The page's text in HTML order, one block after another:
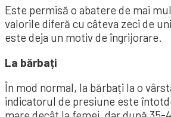
Este permisă o abatere de mai
valorile diferă cu câteva zeci de
este deja un motiv de îngrijorare.
La bărbați
În mod normal, la bărbați la o
indicatorul de presiune este